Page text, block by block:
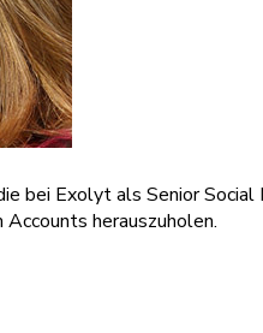
bei Exolyt als Senior
herauszuholen.